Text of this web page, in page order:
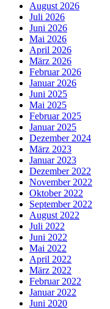
August 2026
Juli 2026
Juni 2026
Mai 2026
April 2026
März 2026
Februar 2026
Januar 2026
Juni 2025
Mai 2025
Februar 2025
Januar 2025
Dezember 2024
März 2023
Januar 2023
Dezember 2022
November 2022
Oktober 2022
September 2022
August 2022
Juli 2022
Juni 2022
Mai 2022
April 2022
März 2022
Februar 2022
Januar 2022
Juni 2020